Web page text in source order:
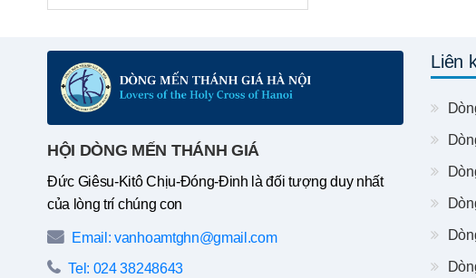
HỘI DÒNG MẾN THÁNH GIÁ
Đức Giêsu-Kitô Chịu-Đóng-Đinh là đối tượng duy nhất
của lòng trí chúng con
Email: vanhoamtghn@gmail.com
Tel: 024 38248643
Liên